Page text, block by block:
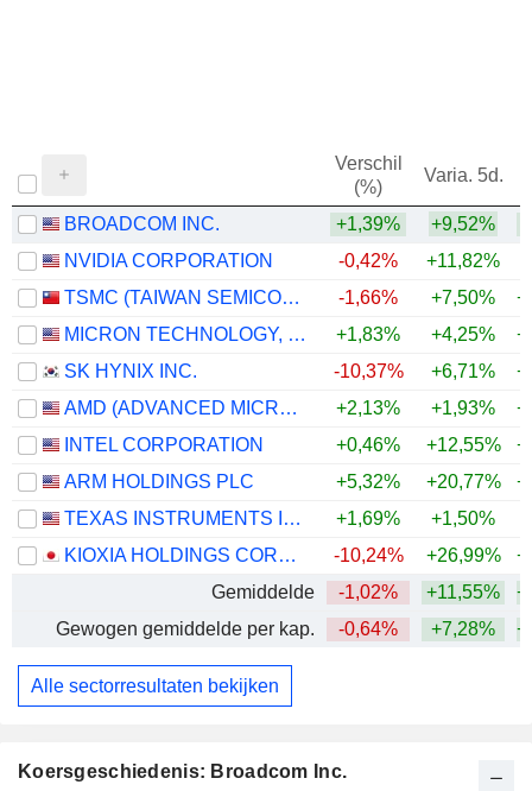
Verschil
(%)
Varia. 5d.
BROADCOM INC. +1,39% +9,52%
NVIDIA CORPORATION
-0,42% +11,82%
TSMC (TAIWAN SEMICONDUCTOR MANUFACTURING COMPANY)
-1,66% +7,50%
MICRON TECHNOLOGY, INC.
+1,83% +4,25%
SK HYNIX INC.
-10,37% +6,71%
AMD (ADVANCED MICRO DEVICES)
+2,13% +1,93%
INTEL CORPORATION
+0,46% +12,55%
ARM HOLDINGS PLC
+5,32% +20,77%
TEXAS INSTRUMENTS INCORPORATED
+1,69% +1,50%
KIOXIA HOLDINGS CORPORATION
-10,24% +26,99%
Gemiddelde
-1,02% +11,55%
Gewogen gemiddelde per kap.
-0,64% +7,28%
Alle sectorresultaten bekijken
Koersgeschiedenis: Broadcom Inc.